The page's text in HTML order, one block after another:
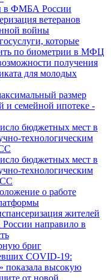
в ФМБА России
ветеранов
войны
которые
по биометрии в МФЦ
получения
для молодых
размер
и семейной ипотеке -
бюджетных мест в
технологическим
бюджетных мест в
технологическим
о работе
жителей
направило в
бриг
COVID-19:
показала высокую
от новой